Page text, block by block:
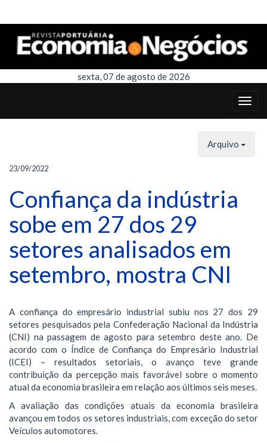
sexta, 07 de agosto de 2026
Arquivo
23/09/2022
Confiança da indústria
sobe em 27 dos 29
setores analisados em
setembro, mostra CNI
A confiança do empresário industrial subiu nos 27 dos 29
setores pesquisados pela Confederação Nacional da Indústria
(CNI) na passagem de agosto para setembro deste ano. De
acordo com o Índice de Confiança do Empresário Industrial
(ICEI) – resultados setoriais, o avanço teve grande
contribuição da percepção mais favorável sobre o momento
atual da economia brasileira em relação aos últimos seis meses.
A avaliação das condições atuais da economia brasileira
avançou em todos os setores industriais, com exceção do setor
Veículos automotores.